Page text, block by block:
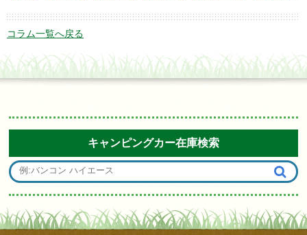
コラム一覧へ戻る
キャンピングカー在庫検索